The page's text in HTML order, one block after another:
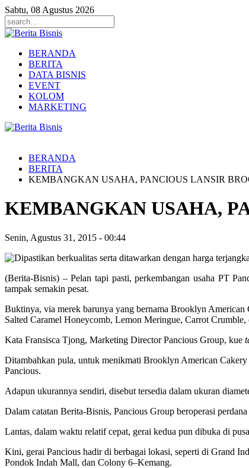
Sabtu, 08 Agustus 2026
BERANDA
BERITA
DATA BISNIS
EVENT
KOLOM
MARKETING
BERANDA
BERITA
KEMBANGKAN USAHA, PANCIOUS LANSIR
KEMBANGKAN USAHA,
Senin, Agustus 31, 2015 - 00:44
(Berita-Bisnis) – Pelan tapi pasti, perkembangan usaha PT
tampak semakin pesat.
Buktinya, via merek barunya yang bernama Brooklyn
Salted Caramel Honeycomb, Lemon Meringue, Carrot Crumble,
Kata Fransisca Tjong, Marketing Director Pancious Group, kue
Ditambahkan pula, untuk menikmati Brooklyn American
Pancious.
Adapun ukurannya sendiri, disebut tersedia dalam ukuran
Dalam catatan Berita-Bisnis, Pancious Group beroperasi
Lantas, dalam waktu relatif cepat, gerai kedua pun dibuka di
Kini, gerai Pancious hadir di berbagai lokasi, seperti di Grand
Pondok Indah Mall, dan Colony 6–Kemang.